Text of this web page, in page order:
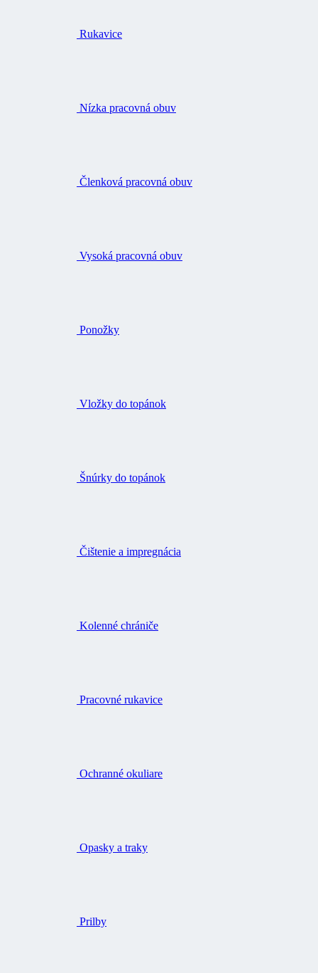
Rukavice
Nízka pracovná obuv
Členková pracovná obuv
Vysoká pracovná obuv
Ponožky
Vložky do topánok
Šnúrky do topánok
Čištenie a impregnácia
Kolenné chrániče
Pracovné rukavice
Ochranné okuliare
Opasky a traky
Prilby